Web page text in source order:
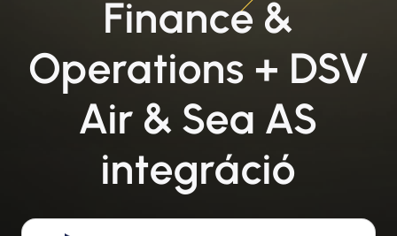
Finance &
Operations + DSV
Air & Sea AS
integráció